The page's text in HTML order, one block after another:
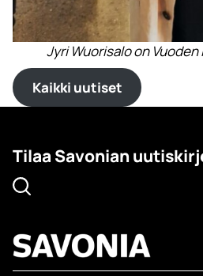
Jyri Wuorisalo on
Kaikki uutiset
Tilaa Savonian